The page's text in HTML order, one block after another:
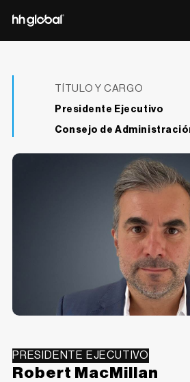
PRESIDENTE EJECUTIVO
Robert MacMillan
TÍTULO Y CARGO
Presidente Ejecutivo
Consejo de